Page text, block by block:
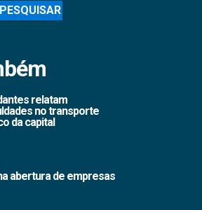
PESQUISAR
relatam
no transporte
da capital
abertura de empresas